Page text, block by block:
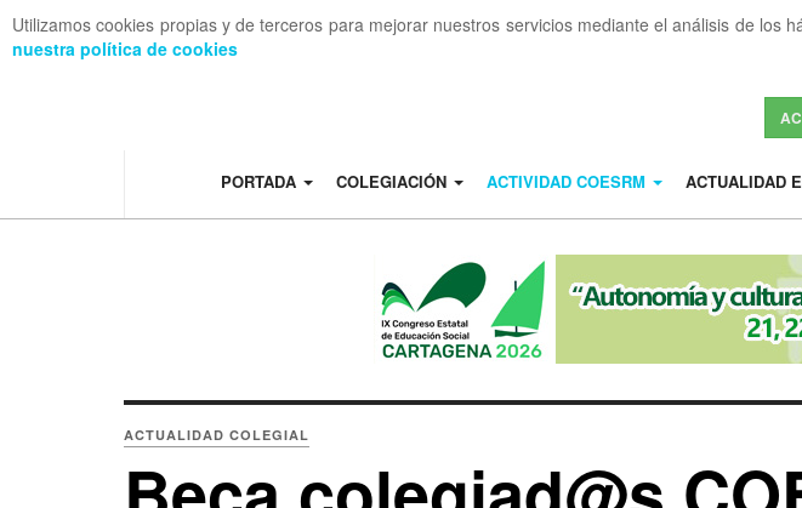
Utilizamos cookies propias y de terceros para mejorar nuestros servicios mediante el análisis de
nuestra política de cookies
PORTADA COLEGIACIÓN ACTIVIDAD COESRM ACTUALIDAD
ACTUALIDAD COLEGIAL